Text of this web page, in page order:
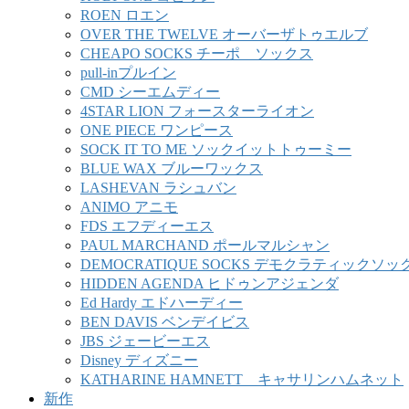
ROEN ロエン
OVER THE TWELVE オーバーザトゥエルブ
CHEAPO SOCKS チーポ ソックス
pull-inプルイン
CMD シーエムディー
4STAR LION フォースターライオン
ONE PIECE ワンピース
SOCK IT TO ME ソックイットトゥーミー
BLUE WAX ブルーワックス
LASHEVAN ラシュバン
ANIMO アニモ
FDS エフディーエス
PAUL MARCHAND ポールマルシャン
DEMOCRATIQUE SOCKS デモクラティックソッ
HIDDEN AGENDA ヒドゥンアジェンダ
Ed Hardy エドハーディー
BEN DAVIS ベンデイビス
JBS ジェービーエス
Disney ディズニー
KATHARINE HAMNETT キャサリンハムネット
新作